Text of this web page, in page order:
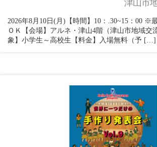
津山市
2026年8月10日(月)【時間】10：.30~15：00 ※
ＯＫ【会場】アルネ・津山4階（津山市地域交
象】小学生～高校生【料金】入場無料（予 […]